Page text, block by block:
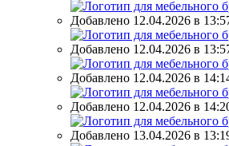
Добавлено 12.04.2026 в
Добавлено 12.04.2026 в
Добавлено 12.04.2026 в
Добавлено 12.04.2026 в
Добавлено 13.04.2026 в